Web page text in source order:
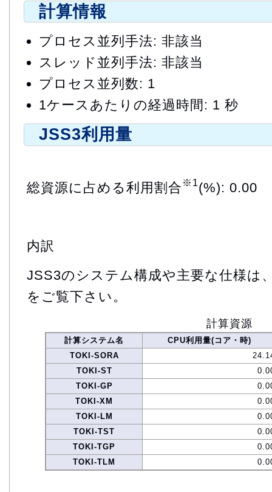
計算情報
プロセス並列手法: 非該当
スレッド並列手法: 非該当
プロセス並列数: 1
1ケースあたりの経過時間: 1 秒
JSS3利用量
総資源に占める利用割合 ※1(%): 0.00
内訳
JSS3のシステム構成や主要な仕様は
をご覧下さい。
計算資源
計算システム名
CPU利用量(コア・時)
TOKI-SORA
TOKI-ST
TOKI-GP
TOKI-XM
TOKI-LM
TOKI-TST
TOKI-TGP
TOKI-TLM